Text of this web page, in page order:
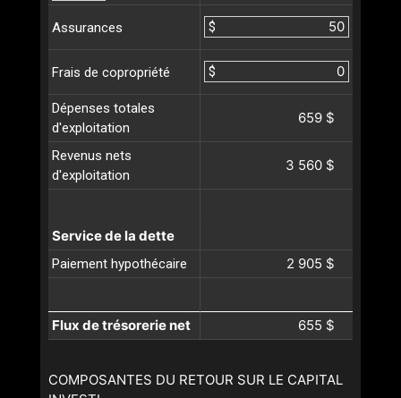
Assurances $
Frais de copropriété $
Dépenses totales
d'exploitation
659 $
Revenus nets
d'exploitation
3 560 $
Service de la dette
Paiement hypothécaire 2 905 $
Flux de trésorerie net 655 $
COMPOSANTES DU RETOUR SUR LE CAPITAL